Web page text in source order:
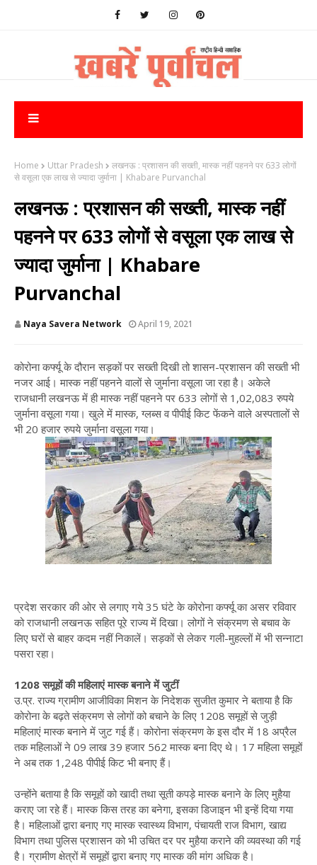
Home Uttar Pradesh
लखनऊ : प्रशासन की सख्ती, मास्क नहीं पहनने पर 633 लोगों
से वसूला एक लाख से ज्यादा जुर्माना | Khabare Purvanchal
लखनऊ : प्रशासन की सख्ती, मास्क नहीं
पहनने पर 633 लोगों से वसूला एक लाख से
ज्यादा जुर्माना | Khabare
Purvanchal
Naya Savera Network April 19, 2021
कोरोना कर्फ्यू के दौरान सड़कों पर सख्ती दिखी तो शासन-प्रशासन की सख्ती भी
नजर आई। मास्क नहीं पहनने वालों से जुर्माना वसूला जा रहा है। अकेले
राजधानी लखनऊ में ही मास्क नहीं पहनने पर 633 लोगों से 1,02,083 रुपये
जुर्माना वसूला गया। खुले में मास्क, ग्लब्स व पीपीई किट फेंकने वाले अस्पतालों से
भी 20 हजार रुपये जुर्माना वसूला गया।
प्रदेश सरकार की ओर से लगाए गये 35 घंटे के कोरोना कर्फ्यू का असर रविवार
को राजधानी लखनऊ सहित पूरे राज्य में दिखा। लोगों ने संक्रमण से बचाव के
लिए घरों से बाहर कदम नहीं निकालें। सड़कों से लेकर गली-मुहल्लों में भी सन्नाटा
पसरा रहा।
1208 समूहों की महिलाएं मास्क बनाने में जुटीं
उ.प्र. राज्य ग्रामीण आजीविका मिशन के निदेशक सुजीत कुमार ने बताया है कि
कोरोना के बढ़ते संक्रमण से लोगों को बचाने के लिए 1208 समूहों से जुड़ी
महिलाएं मास्क बनाने में जुट गई हैं। कोरोना संक्रमण के इस दौर में 18 अप्रैल
तक महिलाओं ने 09 लाख 39 हजार 562 मास्क बना दिए थे। 17 महिला समूहों
ने अब तक 1,248 पीपीई किट भी बनाए हैं।
उन्होंने बताया है कि समूहों को खादी तथा सूती कपड़े मास्क बनाने के लिए मुहैया
कराए जा रहे हैं। मास्क किस तरह का बनेगा, इसका डिजाइन भी इन्हें दिया गया
है। महिलाओं द्वारा बनाए गए मास्क स्वास्थ्य विभाग, पंचायती राज विभाग, खाद्य
विभाग तथा पुलिस प्रशासन को भी उचित दर पर मुहैया कराने की व्यवस्था की गई
है। ग्रामीण क्षेत्रों में समूहों द्वारा बनाए गए मास्क की मांग अधिक है।